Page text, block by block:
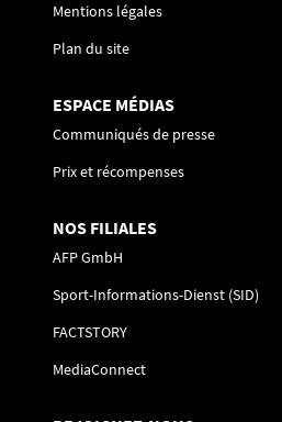
Mentions légales
Plan du site
ESPACE MÉDIAS
Communiqués de presse
Prix et récompenses
NOS FILIALES
AFP GmbH
Sport-Informations-Dienst (SID)
FACTSTORY
MediaConnect